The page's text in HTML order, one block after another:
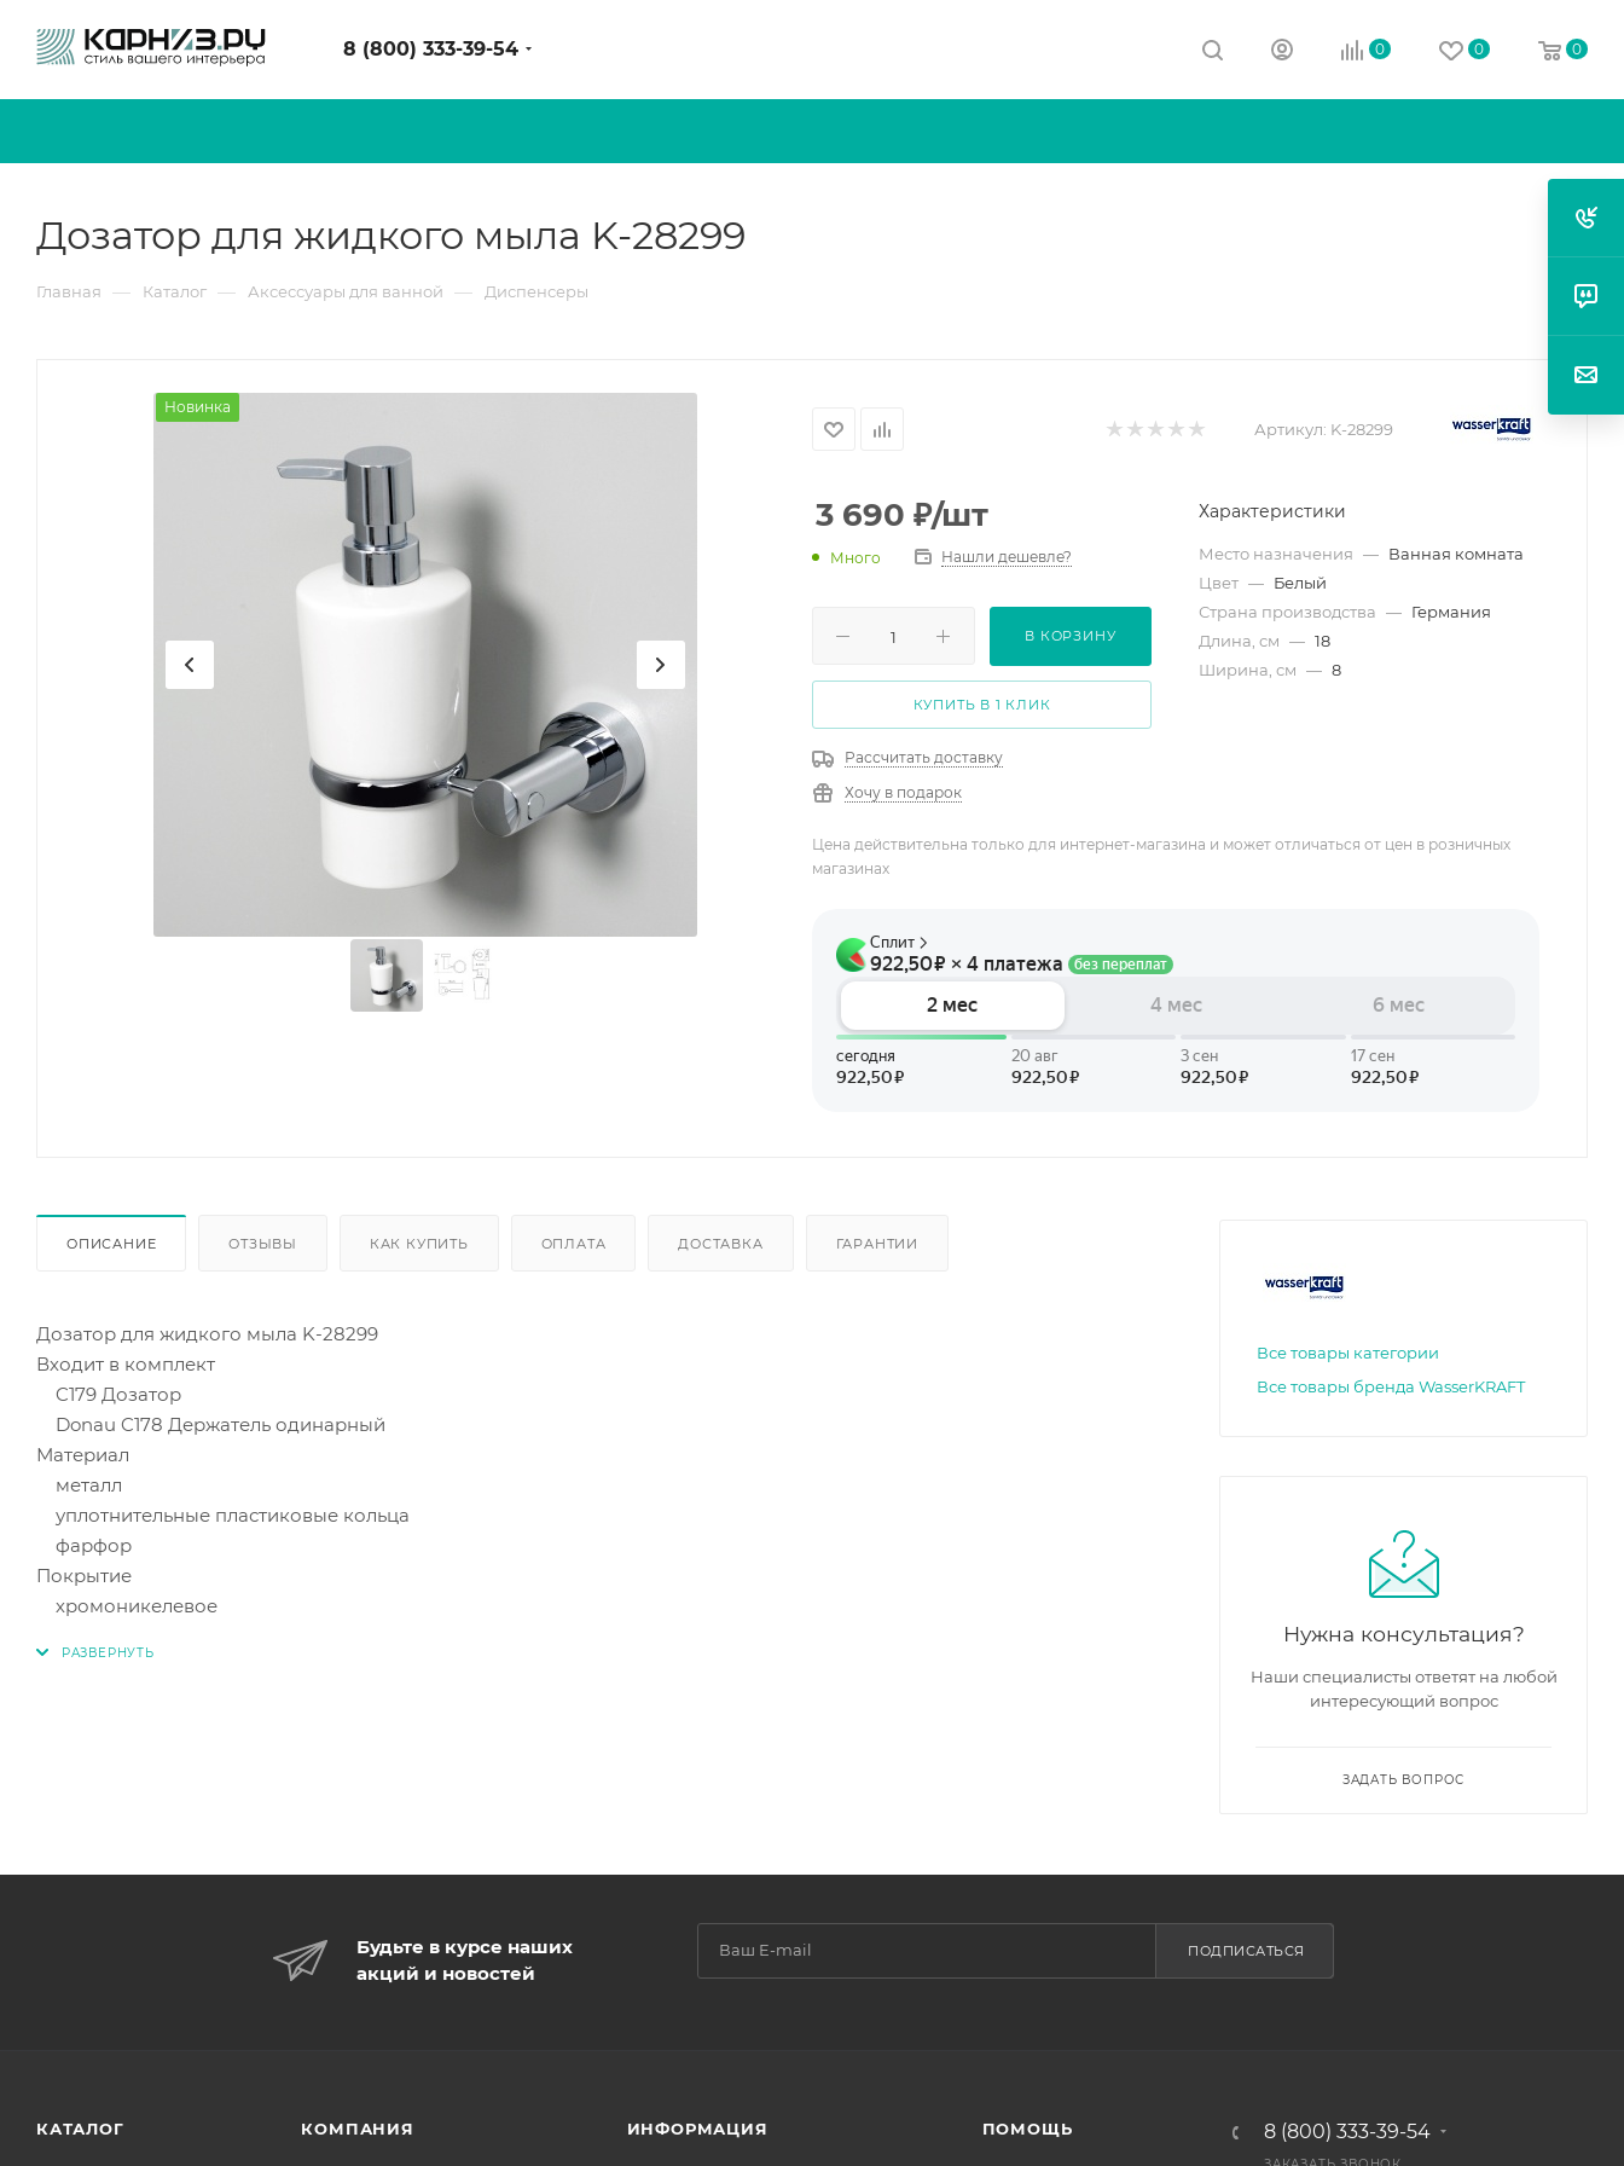
8 (800) 333-39-54 0 0 0
Дозатор для жидкого мыла K-28299
Главная — Каталог — Аксессуары для ванной — Диспенсеры
Новинка
Артикул: K-28299
3 690 ₽/шт
Много Нашли дешевле?
В КОРЗИНУ
КУПИТЬ В 1 КЛИК
Рассчитать доставку
Хочу в подарок
Характеристики
Место назначения — Ванная комната
Цвет — Белый
Страна производства — Германия
Длина, см — 18
Ширина, см — 8
Цена действительна только для интернет-магазина и может отличаться от цен в розничных
магазинах
ОПИСАНИЕ ОТЗЫВЫ КАК КУПИТЬ ОПЛАТА ДОСТАВКА ГАРАНТИИ
Дозатор для жидкого мыла K-28299
Входит в комплект
C179 Дозатор
Donau C178 Держатель одинарный
Материал
металл
уплотнительные пластиковые кольца
фарфор
Покрытие
хромоникелевое
Все товары категории
Все товары бренда WasserKRAFT
Нужна консультация?
Наши специалисты ответят на любой
интересующий вопрос
ЗАДАТЬ ВОПРОС
Будьте в курсе наших
акций и новостей
ПОДПИСАТЬСЯ
КАТАЛОГ КОМПАНИЯ ИНФОРМАЦИЯ ПОМОЩЬ 8 (800) 333-39-54